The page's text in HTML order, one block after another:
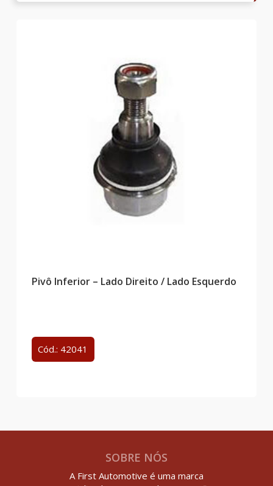
Pivô Inferior – Lado Direito / Lado Esquerdo
Cód.: 42041
SOBRE NÓS
A First Automotive é uma marca